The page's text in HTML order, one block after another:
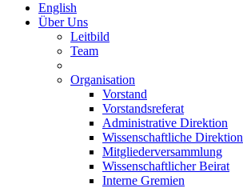
English
Über Uns
Leitbild
Team
Organisation
Vorstand
Vorstandsreferat
Administrative Direktion
Wissenschaftliche Direktion
Mitgliederversammlung
Wissenschaftlicher Beirat
Interne Gremien